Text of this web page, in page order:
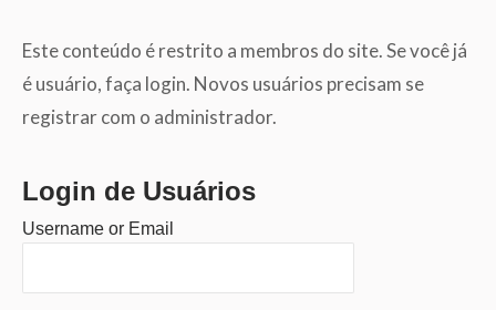
Este conteúdo é restrito a membros do site. Se você já
é usuário, faça login. Novos usuários precisam se
registrar com o administrador.
Login de Usuários
Username or Email